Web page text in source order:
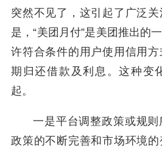
突然不见了，这引起了广泛
是，“美团月付”是美团推出的
许符合条件的用户使用信用
期归还借款及利息。这种变
起。
一是平台调整政策或规
政策的不断完善和市场环境